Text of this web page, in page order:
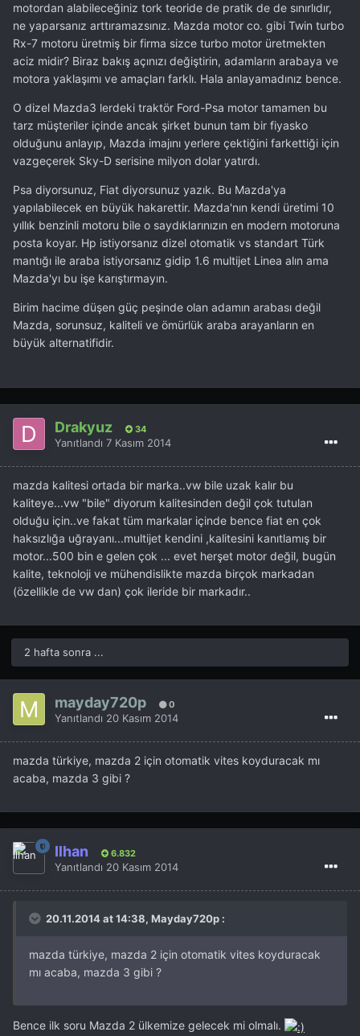
motordan alabileceğiniz tork teoride de pratik de de sınırlıdır,
ne yaparsanız arttıramazsınız. Mazda motor co. gibi Twin turbo
Rx-7 motoru üretmiş bir firma sizce turbo motor üretmekten
aciz midir? Biraz bakış açınızı değiştirin, adamların arabaya ve
motora yaklaşımı ve amaçları farklı. Hala anlayamadınız bence.
O dizel Mazda3 lerdeki traktör Ford-Psa motor tamamen bu
tarz müşteriler içinde ancak şirket bunun tam bir fiyasko
olduğunu anlayıp, Mazda imajını yerlere çektiğini farkettiği için
vazgeçerek Sky-D serisine milyon dolar yatırdı.
Psa diyorsunuz, Fiat diyorsunuz yazık. Bu Mazda'ya
yapılabilecek en büyük hakarettir. Mazda'nın kendi üretimi 10
yıllık benzinli motoru bile o saydıklarınızın en modern motoruna
posta koyar. Hp istiyorsanız dizel otomatik vs standart Türk
mantığı ile araba istiyorsanız gidip 1.6 multijet Linea alın ama
Mazda'yı bu işe karıştırmayın.
Birim hacime düşen güç peşinde olan adamın arabası değil
Mazda, sorunsuz, kaliteli ve ömürlük araba arayanların en
büyük alternatifidir.
Drakyuz 34
Yanıtlandı 7 Kasım 2014
mazda kalitesi ortada bir marka..vw bile uzak kalır bu
kaliteye...vw "bile" diyorum kalitesinden değil çok tutulan
olduğu için..ve fakat tüm markalar içinde bence fiat en çok
haksızlığa uğrayanı...multijet kendini ,kalitesini kanıtlamış bir
motor...500 bin e gelen çok ... evet herşet motor değil, bugün
kalite, teknoloji ve mühendislikte mazda birçok markadan
(özellikle de vw dan) çok ileride bir markadır..
2 hafta sonra ...
mayday720p 0
Yanıtlandı 20 Kasım 2014
mazda türkiye, mazda 2 için otomatik vites koyduracak mı
acaba, mazda 3 gibi ?
İlhan 6.832
Yanıtlandı 20 Kasım 2014
20.11.2014 at 14:38, Mayday720p :
mazda türkiye, mazda 2 için otomatik vites koyduracak
mı acaba, mazda 3 gibi ?
Bence ilk soru Mazda 2 ülkemize gelecek mi olmalı.